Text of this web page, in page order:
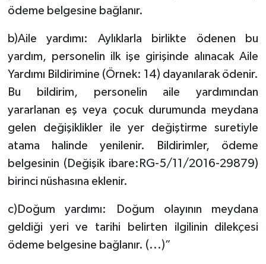
ödeme belgesine bağlanır.
b)Aile yardımı: Aylıklarla birlikte ödenen bu
yardım, personelin ilk işe girişinde alınacak Aile
Yardımı Bildirimine (Örnek: 14) dayanılarak ödenir.
Bu bildirim, personelin aile yardımından
yararlanan eş veya çocuk durumunda meydana
gelen değişiklikler ile yer değiştirme suretiyle
atama halinde yenilenir. Bildirimler, ödeme
belgesinin (Değişik ibare:RG-5/11/2016-29879)
birinci nüshasına eklenir.
c)Doğum yardımı: Doğum olayının meydana
geldiği yeri ve tarihi belirten ilgilinin dilekçesi
ödeme belgesine bağlanır. (...)”